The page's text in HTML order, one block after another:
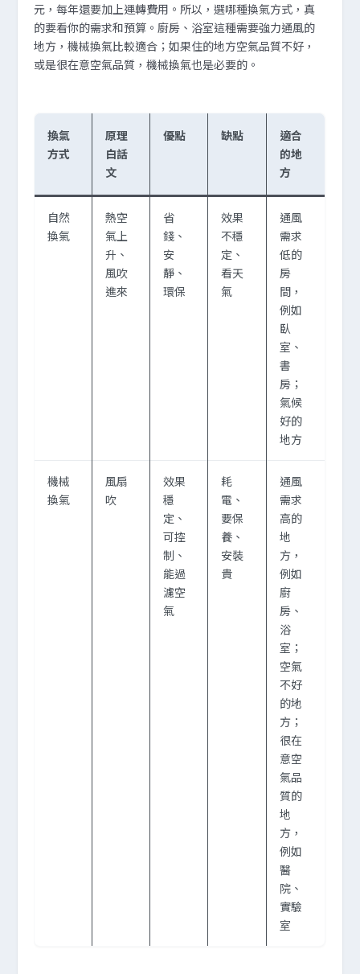
元，每年還要加上運轉費用。所以，選哪種換氣方式，真
的要看你的需求和預算。廚房、浴室這種需要強力通風的
地方，機械換氣比較適合；如果住的地方空氣品質不好，
或是很在意空氣品質，機械換氣也是必要的。
換氣
方式
原理
白話
文
優點 缺點
適合
的地
方
自然
換氣
熱空
氣上
升、
風吹
進來
省
錢、
安
靜、
環保
效果
不穩
定、
看天
氣
通風
需求
低的
房
間，
例如
臥
室、
書
房；
氣候
好的
地方
機械
換氣
風扇
吹
效果
穩
定、
可控
制、
能過
濾空
氣
耗
電、
要保
養、
安裝
貴
通風
需求
高的
地
方，
例如
廚
房、
浴
室；
空氣
不好
的地
方；
很在
意空
氣品
質的
地
方，
例如
醫
院、
實驗
室